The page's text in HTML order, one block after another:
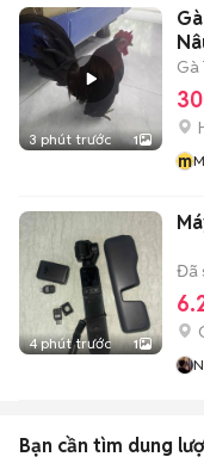
3 phút trước 1
Gà
m
4 phút trước 1
Đã
Bạn cần tìm dung